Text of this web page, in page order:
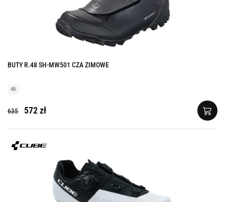
BUTY R.48 SH-MW501 CZA ZIMOWE
48
635 572 zł